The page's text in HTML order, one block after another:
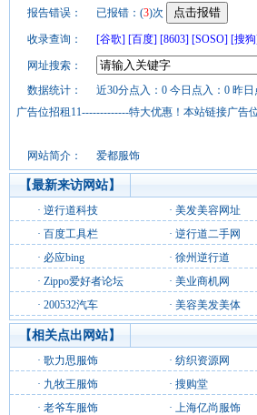
报告错误： 已报错：(3)次
收录查询： [谷歌] [百度] [8603] [SOSO] [搜
网址搜索：
数据统计：
近30分点入：0 今日点入：0 昨
广告位招租11-------------特大优惠！本站链接广告
网站简介：
爱都服饰
【最新来访网站】
· 逆行道科技 · 美发美容网址
· 百度工具栏 · 逆行道二手网
· 必应bing · 徐州逆行道
· Zippo爱好者论坛 · 美业商机网
· 200532汽车 · 美容美发美体
【相关点出网站】
· 歌力思服饰 · 纺织资源网
· 九牧王服饰 · 搜购堂
· 老爷车服饰 · 上海亿尚服饰